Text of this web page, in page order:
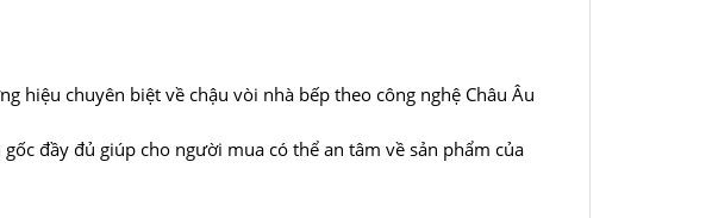
hiệu chuyên biệt về chậu vòi nhà bếp theo công nghệ Châu Âu
đầy đủ giúp cho người mua có thể an tâm về sản phẩm của